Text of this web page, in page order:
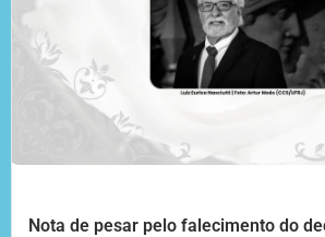
Nota de pesar pelo falecimento do